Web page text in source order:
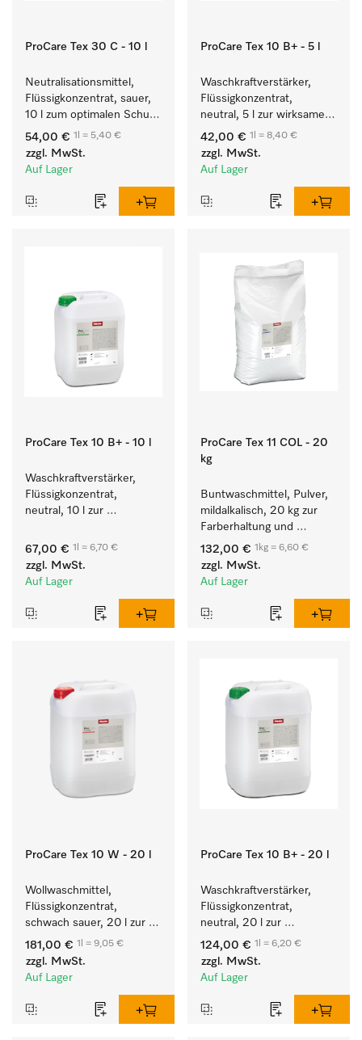
ProCare Tex 30 C - 10 l
Neutralisationsmittel,
Flüssigkonzentrat, sauer,
10 l zum optimalen Schutz
der Textilien durch
zuverlässige
Neutralisation.
54,00 € 1l = 5,40 €
zzgl. MwSt.
Auf Lager
ProCare Tex 10 B+ - 5 l
Waschkraftverstärker,
Flüssigkonzentrat,
neutral, 5 l zur wirksamen
Entfernung von
Fettverschmutzungen.
42,00 € 1l = 8,40 €
zzgl. MwSt.
Auf Lager
ProCare Tex 10 B+ - 10 l
Waschkraftverstärker,
Flüssigkonzentrat,
neutral, 10 l zur
von Fettverschmutzungen.
67,00 € 1l = 6,70 €
zzgl. MwSt.
Auf Lager
ProCare Tex 11 COL - 20
kg
Buntwaschmittel, Pulver,
mildalkalisch, 20 kg zur
Farberhaltung und
Reinigung von
Buntwäsche.
132,00 € 1kg = 6,60 €
zzgl. MwSt.
Auf Lager
ProCare Tex 10 W - 20 l
Wollwaschmittel,
Flüssigkonzentrat,
schwach sauer, 20 l zur
maschinellen Reinigung
von Wolle.
181,00 € 1l = 9,05 €
zzgl. MwSt.
Auf Lager
ProCare Tex 10 B+ - 20 l
Waschkraftverstärker,
Flüssigkonzentrat,
neutral, 20 l zur
wirksamen Entfernung
von Fettverschmutzungen.
124,00 € 1l = 6,20 €
zzgl. MwSt.
Auf Lager